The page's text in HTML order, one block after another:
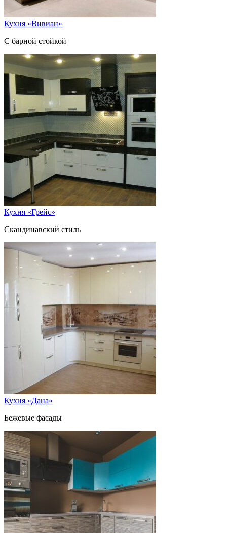
Кухня «Вивиан»
С барной стойкой
Кухня «Грейс»
Скандинавский стиль
Кухня «Дана»
Бежевые фасады